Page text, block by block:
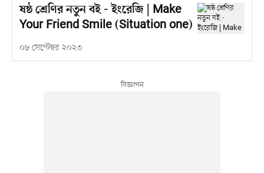
ষষ্ঠ শ্রেণির নতুন বই - ইংরেজি | Make
Your Friend Smile (Situation one)
০৮ সেপ্টেম্বর ২০২৩